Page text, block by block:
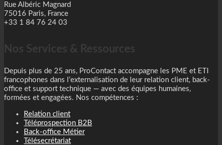
Rue Albéric Magnard
75016 Paris, France
+33 1 84 76 24 03
Nos Services & Ressources
Depuis plus de 25 ans, ProContact accompagne les PME et ETI
francophones dans l’externalisation de leur relation client, back-
office et support technique — avec des équipes humaines,
formées et engagées. Nos compétences :
Relation client
Téléprospection B2B
Back-office Métier
Télésecrétariat